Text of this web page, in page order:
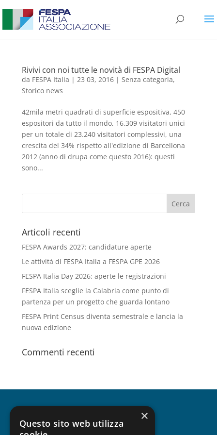
Rivivi con noi tutte le novità di FESPA Digital
da FESPA Italia | 23 03, 2016| Senza categoria,
Storico news
42mila metri quadrati di superficie espositiva, 450
espositori da tutto il mondo, 16.309 visitatori unici
per un totale di 23.240 visitatori complessivi, una
crescita del 34% rispetto all'edizione di Barcellona
2012 (anno di drupa come questo 2016): questi
sono...
Articoli recenti
FESPA Awards 2027: candidature aperte
Le attività di FESPA Italia a FESPA GPE 2026
FESPA Italia Day 2026: aperte le registrazioni
FESPA Italia sceglie la Calabria come punto di
partenza per un progetto che guarda lontano
FESPA Print Census diventa semestrale e lancia la
nuova edizione
Commenti recenti
CHI SIAMO ×
Questo sito web utilizza